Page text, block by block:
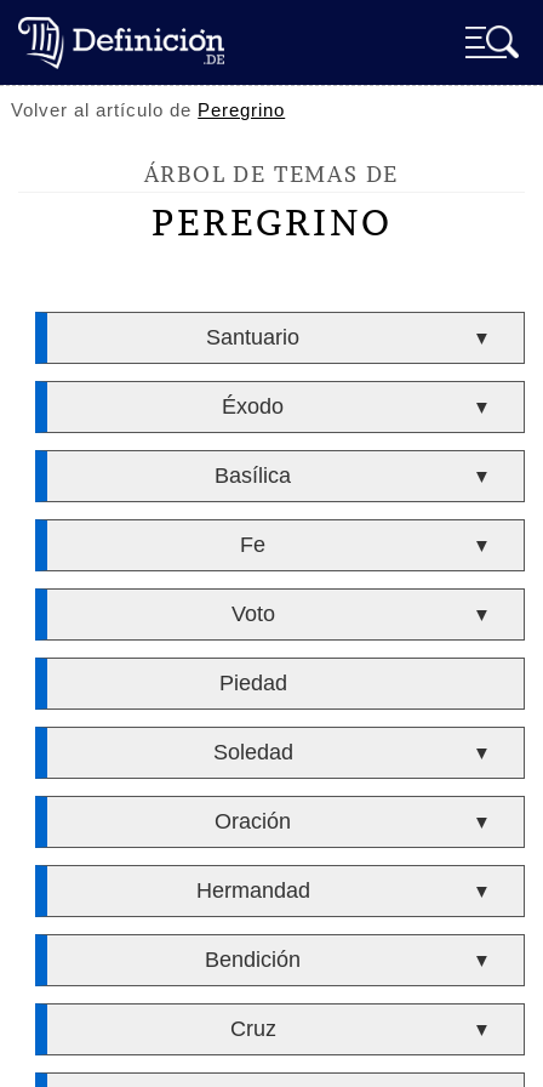
Volver al artículo de Peregrino
ÁRBOL DE TEMAS DE
PEREGRINO
Santuario ▼
Éxodo ▼
Basílica ▼
Fe ▼
Voto ▼
Piedad
Soledad ▼
Oración ▼
Hermandad ▼
Bendición ▼
Cruz ▼